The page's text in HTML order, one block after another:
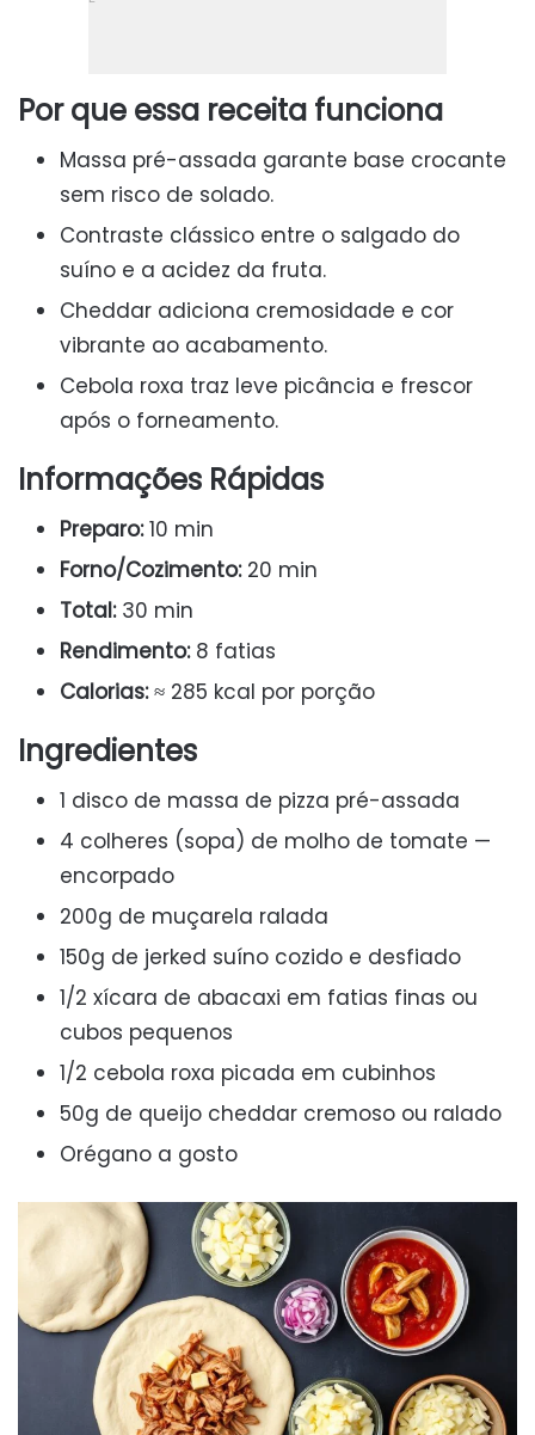
Por que essa receita funciona
Massa pré-assada garante base crocante
sem risco de solado.
Contraste clássico entre o salgado do
suíno e a acidez da fruta.
Cheddar adiciona cremosidade e cor
vibrante ao acabamento.
Cebola roxa traz leve picância e frescor
após o forneamento.
Informações Rápidas
Preparo:10 min
Forno/Cozimento:20 min
Total:30 min
Rendimento:8 fatias
Calorias:≈ 285 kcal por porção
Ingredientes
1 disco de massa de pizza pré-assada
4 colheres (sopa) de molho de tomate —
encorpado
200g de muçarela ralada
150g de jerked suíno cozido e desfiado
1/2 xícara de abacaxi em fatias finas ou
cubos pequenos
1/2 cebola roxa picada em cubinhos
50g de queijo cheddar cremoso ou ralado
Orégano a gosto